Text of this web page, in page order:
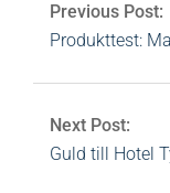
Previous Post:
Produkttest:
Next Post:
Guld till Hotel